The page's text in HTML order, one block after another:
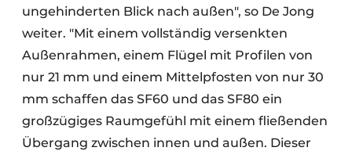
ungehinderten Blick nach außen", so De Jong
weiter. "Mit einem vollständig versenkten
Außenrahmen, einem Flügel mit Profilen von
nur 21 mm und einem Mittelpfosten von nur 30
mm schaffen das SF60 und das SF80 ein
großzügiges Raumgefühl mit einem fließenden
Übergang zwischen innen und außen. Dieser